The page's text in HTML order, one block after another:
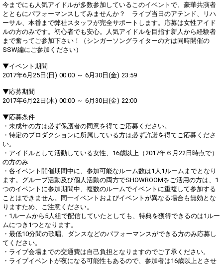
10 500000
SHOWROOMオリジナルアバ
ター制作権獲得
Gifting
the live performance.
First, try throwing free Stars
Show Gold to purchase gifts
(available from 1 JPY)! When you
continue to send gifts to the
performer(s), the performer's
popularity ranking and your
ranking go up.
To cheer on performers, you can
send them gifts.
To send performers paid items,
you must use Show Gold.
Comments
that may offend performers or
Close
今までにも人気アイドルが多数参加しているこのイベントで、豪華共演者
とともにパフォーマンスしてみませんか？ ライブ当日のアテンド、リハ
ーサル、本番まで弊社スタッフが完全サポートします。応募は女性アイド
ルの方のみです。初心者でも安心。人気アイドルを目指す新人から経験者
まで奮ってご参加下さい！（シンガーソングライターの方は同時開催の
SSW編にご参加ください）
▼イベント期間
2017年6月25日(日) 00:00 ～ 6月30日(金) 23:59
▼応募期間
2017年6月22日(木) 00:00 ～ 6月30日(金) 22:00
▼応募条件
・未成年の方は必ず保護者の同意を得てご応募ください。
・特定のプロダクションに所属している方は必ず許諾を得てご応募くださ
い。
・アイドルとして活動している女性、16歳以上（2017年６月22日時点で）
の方のみ
・各イベント開催期間中に、参加可能なルーム数は1人1ルームまでとなり
ます。グループ活動及び個人活動の両方でSHOWROOMをご活用の方は、1
つのイベントに参加期間中、複数のルームでイベントに重複して参加する
ことはできません。同一イベントおよびイベントが異なる場合も無効とな
りますため、ご注意ください。
・1ルームから5人組で配信していたとしても、特典を獲得できるのは1ルー
ムにつき1つとなります。
・最低10分間の歌唱、ダンスなどのパフォーマンスができる方のみ応募し
てください。
・ライブ会場までの交通費は自己負担となりますのでご了承ください。
・ライブイベントが夜になる可能性もあるので、参加者は16歳以上とさせ